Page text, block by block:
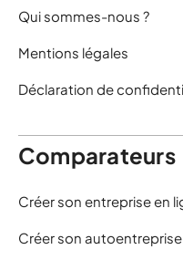
Qui sommes-nous ?
Mentions légales
Déclaration de
Comparateurs
Créer son entreprise en
Créer son